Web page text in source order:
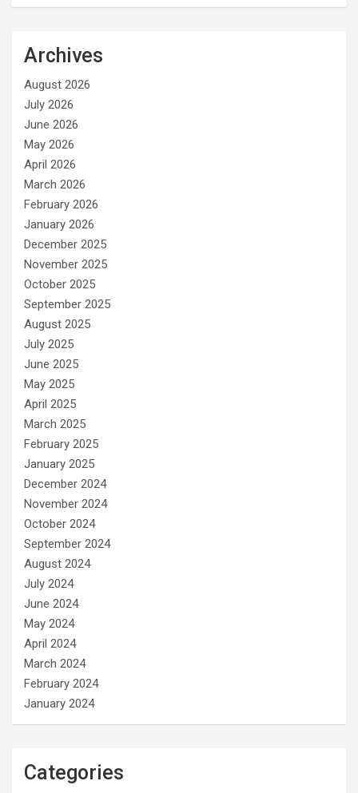
Archives
August 2026
July 2026
June 2026
May 2026
April 2026
March 2026
February 2026
January 2026
December 2025
November 2025
October 2025
September 2025
August 2025
July 2025
June 2025
May 2025
April 2025
March 2025
February 2025
January 2025
December 2024
November 2024
October 2024
September 2024
August 2024
July 2024
June 2024
May 2024
April 2024
March 2024
February 2024
January 2024
Categories